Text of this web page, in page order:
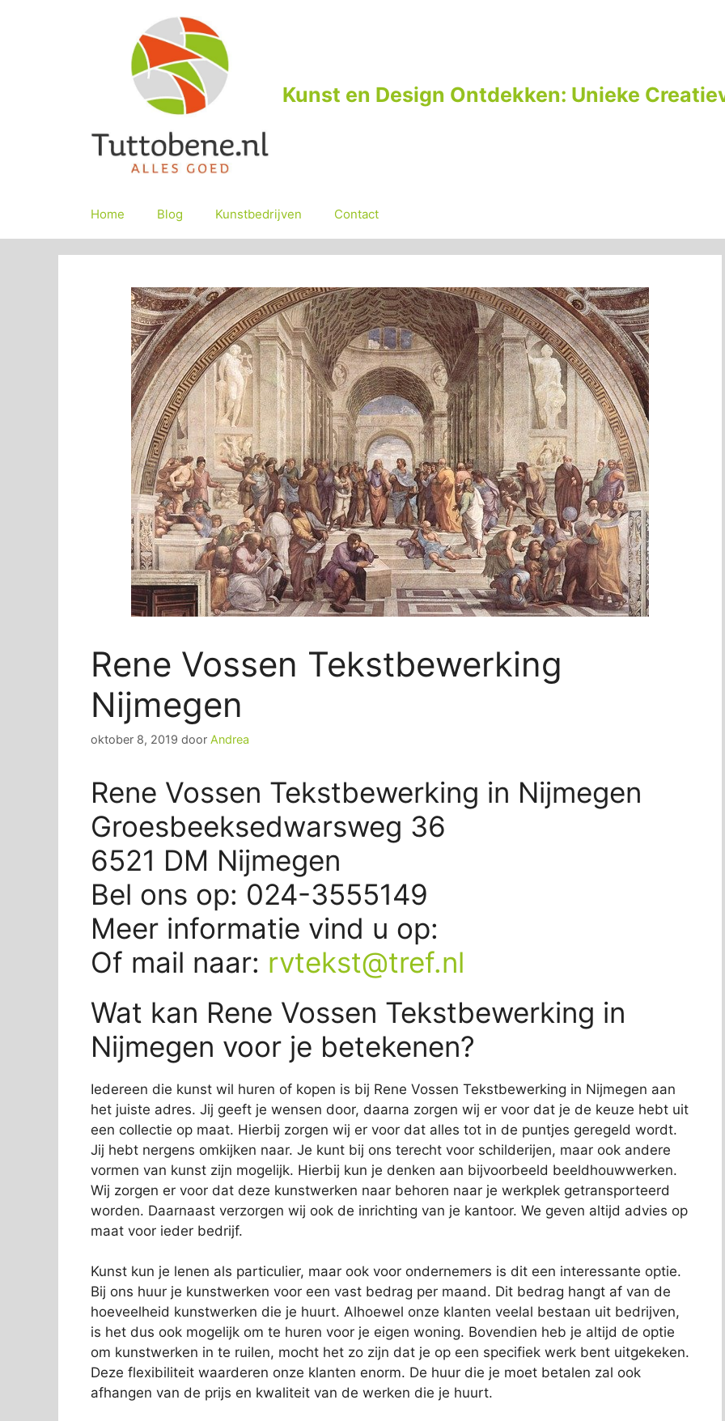
Kunst en Design Ontdekken: Unieke
Home Blog Kunstbedrijven Contact
Rene Vossen Tekstbewerking
Nijmegen
oktober 8, 2019 door Andrea
Rene Vossen Tekstbewerking in Nijmegen
Groesbeeksedwarsweg 36
6521 DM Nijmegen
Bel ons op: 024-3555149
Meer informatie vind u op:
Of mail naar: rvtekst@tref.nl
Wat kan Rene Vossen Tekstbewerking in
Nijmegen voor je betekenen?
Iedereen die kunst wil huren of kopen is bij Rene Vossen Tekstbewerking in Nijmegen aan
het juiste adres. Jij geeft je wensen door, daarna zorgen wij er voor dat je de keuze hebt uit
een collectie op maat. Hierbij zorgen wij er voor dat alles tot in de puntjes geregeld wordt.
Jij hebt nergens omkijken naar. Je kunt bij ons terecht voor schilderijen, maar ook andere
vormen van kunst zijn mogelijk. Hierbij kun je denken aan bijvoorbeeld beeldhouwwerken.
Wij zorgen er voor dat deze kunstwerken naar behoren naar je werkplek getransporteerd
worden. Daarnaast verzorgen wij ook de inrichting van je kantoor. We geven altijd advies op
maat voor ieder bedrijf.
Kunst kun je lenen als particulier, maar ook voor ondernemers is dit een interessante optie.
Bij ons huur je kunstwerken voor een vast bedrag per maand. Dit bedrag hangt af van de
hoeveelheid kunstwerken die je huurt. Alhoewel onze klanten veelal bestaan uit bedrijven,
is het dus ook mogelijk om te huren voor je eigen woning. Bovendien heb je altijd de optie
om kunstwerken in te ruilen, mocht het zo zijn dat je op een specifiek werk bent uitgekeken.
Deze flexibiliteit waarderen onze klanten enorm. De huur die je moet betalen zal ook
afhangen van de prijs en kwaliteit van de werken die je huurt.